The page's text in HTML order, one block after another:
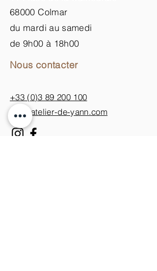
68000 Colmar
du mardi au samedi
de 9h00 à 18h00
Nous contacter
+33 (0)3 89 200 100​
info@atelier-de-yann.com